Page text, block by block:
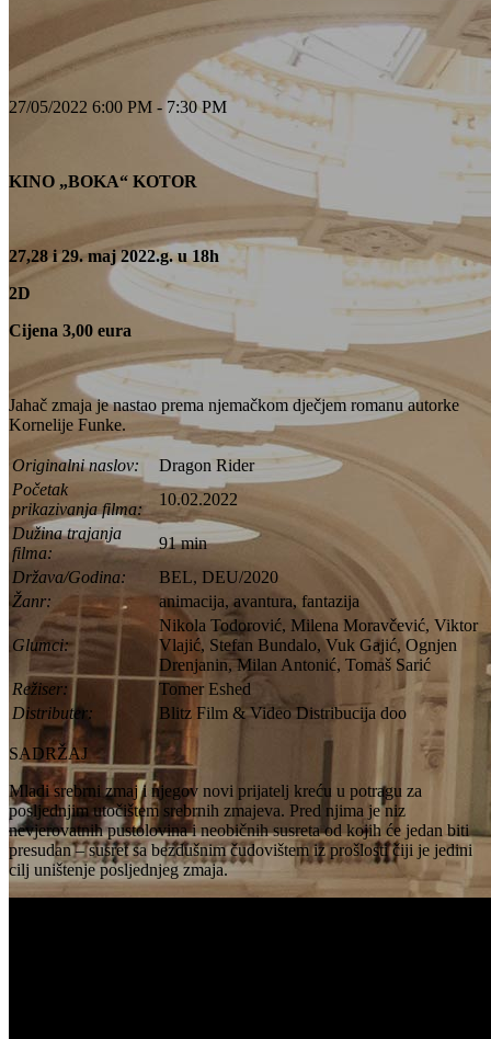
27/05/2022 6:00 PM - 7:30 PM
KINO „BOKA“ KOTOR
27,28 i 29. maj 2022.g. u 18h
2D
Cijena 3,00 eura
Jahač zmaja je nastao prema njemačkom dječjem romanu autorke
Kornelije Funke.
Originalni naslov:
Dragon Rider
Početak
prikazivanja filma:
10.02.2022
Dužina trajanja
filma:
91 min
Država/Godina:
BEL, DEU/2020
Žanr:
animacija, avantura, fantazija
Glumci:
Nikola Todorović, Milena Moravčević, Viktor
Vlajić, Stefan Bundalo, Vuk Gajić, Ognjen
Drenjanin, Milan Antonić, Tomaš Sarić
Režiser:
Tomer Eshed
Distributer:
Blitz Film & Video Distribucija doo
SADRŽAJ
Mladi srebrni zmaj i njegov novi prijatelj kreću u potragu za
posljednjim utočištem srebrnih zmajeva. Pred njima je niz
nevjerovatnih pustolovina i neobičnih susreta od kojih će jedan biti
presudan – susret sa bezdušnim čudovištem iz prošlosti čiji je jedini
cilj uništenje posljednjeg zmaja.